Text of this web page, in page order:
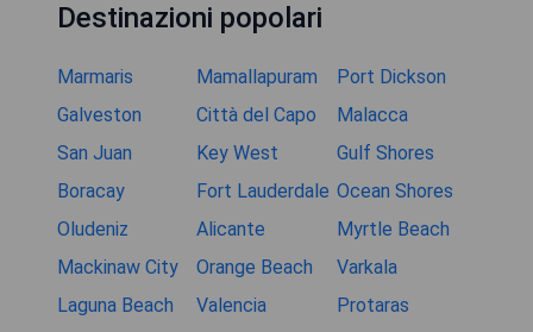
Destinazioni popolari
Marmaris Mamallapuram
Port Dickson
Galveston
Città del Capo
Malacca
San Juan
Key West
Gulf Shores
Boracay
Fort Lauderdale Ocean Shores
Oludeniz
Alicante
Myrtle Beach
Mackinaw City
Orange Beach
Varkala
Laguna Beach
Valencia Protaras